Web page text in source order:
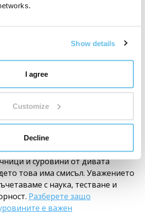
Show details
I agree
Customize
Decline
готовия продукт
доставчици, проследяваме
на обработка и смисъла на всяка
с БИО суровини, RAW подход,
и суровини от дивата
това има смисъл. Уважението
с наука, тестване и
Разберете защо
е важен